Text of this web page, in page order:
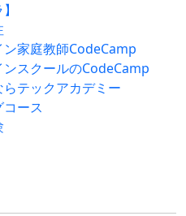
家庭教師CodeCamp
スクールのCodeCamp
テックアカデミー
ース